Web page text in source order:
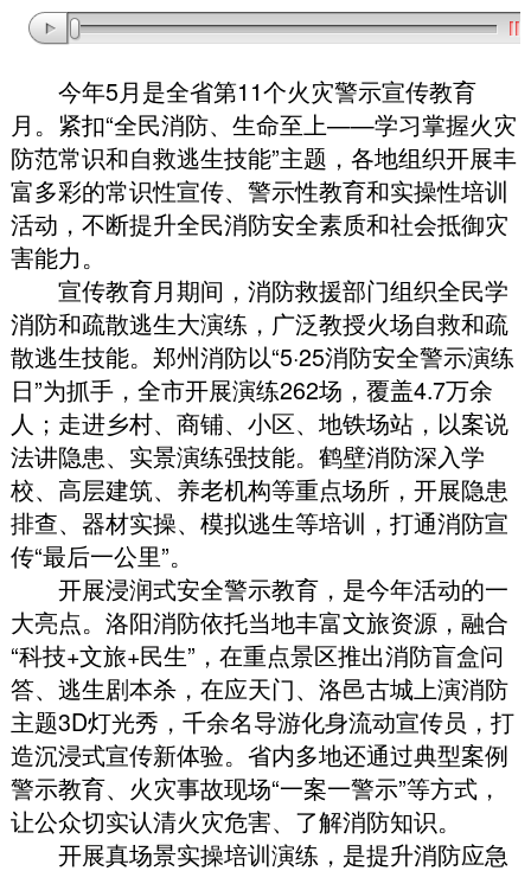
今年5月是全省第11个火灾警示宣传教育
月 。 紧扣“全民消防、生命至上——学习掌握火灾
防范常识和自救逃生技能”主题 ， 各地组织开展丰
富多彩的常识性宣传、警示性教育和实操性培训
活动 ， 不断提升全民消防安全素质和社会抵御灾
害能力。
宣传教育月期间 ， 消防救援部门组织全民学
消防和疏散逃生大演练 ， 广泛教授火场自救和疏
散逃生技能。 郑州消防以“5·25消防安全警示演练
日”为抓手， 全市开展演练262场 ， 覆盖4.7万余
人 ； 走进乡村、商铺、小区、地铁场站， 以案说
法讲隐患、实景演练强技能。 鹤壁消防深入学
校、高层建筑、养老机构等重点场所， 开展隐患
排查、器材实操、模拟逃生等培训 ， 打通消防宣
传“最后一公里”。
开展浸润式安全警示教育， 是今年活动的一
大亮点。 洛阳消防依托当地丰富文旅资源， 融合
“科技+文旅+民生” ， 在重点景区推出消防盲盒问
答、逃生剧本杀， 在应天门、洛邑古城上演消防
主题3D灯光秀 ， 千余名导游化身流动宣传员 ， 打
造沉浸式宣传新体验。 省内多地还通过典型案例
警示教育、火灾事故现场“一案一警示”等方式，
让公众切实认清火灾危害、了解消防知识。
开展真场景实操培训演练 ， 是提升消防应急